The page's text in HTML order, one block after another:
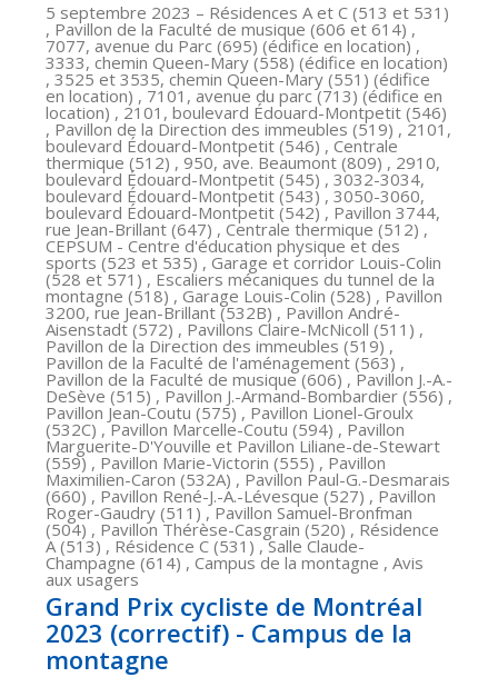
5 septembre 2023 – Résidences A et C (513 et 531)
, Pavillon de la Faculté de musique (606 et 614) ,
7077, avenue du Parc (695) (édifice en location) ,
3333, chemin Queen-Mary (558) (édifice en location)
, 3525 et 3535, chemin Queen-Mary (551) (édifice
en location) , 7101, avenue du parc (713) (édifice en
location) , 2101, boulevard Édouard-Montpetit (546)
, Pavillon de la Direction des immeubles (519) , 2101,
boulevard Édouard-Montpetit (546) , Centrale
thermique (512) , 950, ave. Beaumont (809) , 2910,
boulevard Édouard-Montpetit (545) , 3032-3034,
boulevard Édouard-Montpetit (543) , 3050-3060,
boulevard Édouard-Montpetit (542) , Pavillon 3744,
rue Jean-Brillant (647) , Centrale thermique (512) ,
CEPSUM - Centre d'éducation physique et des
sports (523 et 535) , Garage et corridor Louis-Colin
(528 et 571) , Escaliers mécaniques du tunnel de la
montagne (518) , Garage Louis-Colin (528) , Pavillon
3200, rue Jean-Brillant (532B) , Pavillon André-
Aisenstadt (572) , Pavillons Claire-McNicoll (511) ,
Pavillon de la Direction des immeubles (519) ,
Pavillon de la Faculté de l'aménagement (563) ,
Pavillon de la Faculté de musique (606) , Pavillon J.-A.-
DeSève (515) , Pavillon J.-Armand-Bombardier (556) ,
Pavillon Jean-Coutu (575) , Pavillon Lionel-Groulx
(532C) , Pavillon Marcelle-Coutu (594) , Pavillon
Marguerite-D'Youville et Pavillon Liliane-de-Stewart
(559) , Pavillon Marie-Victorin (555) , Pavillon
Maximilien-Caron (532A) , Pavillon Paul-G.-Desmarais
(660) , Pavillon René-J.-A.-Lévesque (527) , Pavillon
Roger-Gaudry (511) , Pavillon Samuel-Bronfman
(504) , Pavillon Thérèse-Casgrain (520) , Résidence
A (513) , Résidence C (531) , Salle Claude-
Champagne (614) , Campus de la montagne , Avis
aux usagers
Grand Prix cycliste de Montréal
2023 (correctif) - Campus de la
montagne